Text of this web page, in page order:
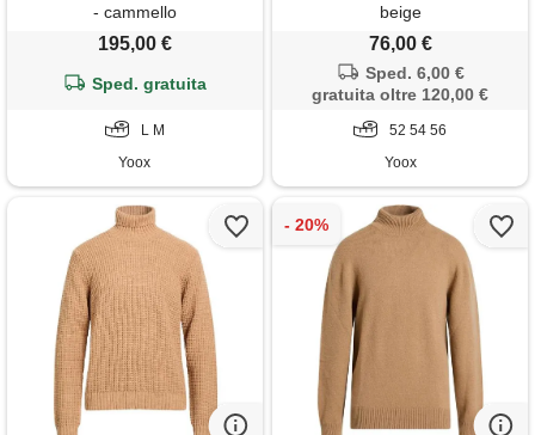
- cammello
195,00 €
Sped. gratuita
L M
Yoox
beige
76,00 €
Sped. 6,00 €
gratuita oltre 120,00 €
52 54 56
Yoox